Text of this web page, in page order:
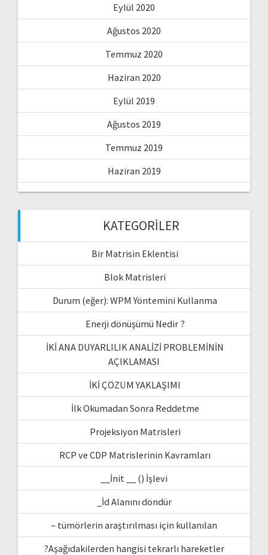
Eylül 2020
Ağustos 2020
Temmuz 2020
Haziran 2020
Eylül 2019
Ağustos 2019
Temmuz 2019
Haziran 2019
KATEGORILER
Bir Matrisin Eklentisi
Blok Matrisleri
Durum (eğer): WPM Yöntemini Kullanma
Enerji dönüşümü Nedir ?
İKİ ANA DUYARLILIK ANALİZİ PROBLEMİNİN
AÇIKLAMASI
İKİ ÇÖZÜM YAKLAŞIMI
İlk Okumadan Sonra Reddetme
Projeksiyon Matrisleri
RCP ve CDP Matrislerinin Kavramları
__İnit __ () İşlevi
_İd Alanını döndür
– tümörlerin araştırılması için kullanılan
?Aşağıdakilerden hangisi tekrarlı hareketler